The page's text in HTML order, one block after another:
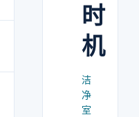
时
机
洁
净
室